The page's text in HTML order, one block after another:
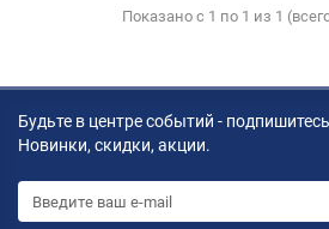
Показано с 1 по 1 из 1
Будьте в центре событий -
Новинки, скидки, акции.